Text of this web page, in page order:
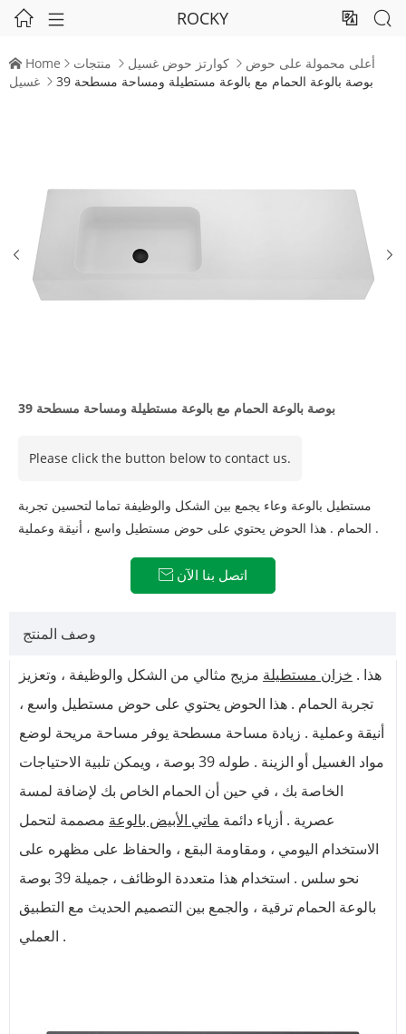
  ROCKY  
 Home  منتجات  كوارتز حوض غسيل  أعلى محمولة على حوض
غسيل  39 بوصة بالوعة الحمام مع بالوعة مستطيلة ومساحة مسطحة
 
39 بوصة بالوعة الحمام مع بالوعة مستطيلة ومساحة مسطحة
Please click the button below to contact us.
مستطيل بالوعة وعاء يجمع بين الشكل والوظيفة تماما لتحسين تجربة
الحمام . هذا الحوض يحتوي على حوض مستطيل واسع ، أنيقة وعملية .
 اتصل بنا الآن
وصف المنتج
هذا . خزان مستطيلة مزيج مثالي من الشكل والوظيفة ، وتعزيز
تجربة الحمام . هذا الحوض يحتوي على حوض مستطيل واسع ،
أنيقة وعملية . زيادة مساحة مسطحة يوفر مساحة مريحة لوضع
مواد الغسيل أو الزينة . طوله 39 بوصة ، ويمكن تلبية الاحتياجات
الخاصة بك ، في حين أن الحمام الخاص بك لإضافة لمسة
عصرية . أزياء دائمة ماتي الأبيض بالوعة مصممة لتحمل
الاستخدام اليومي ، ومقاومة البقع ، والحفاظ على مظهره على
نحو سلس . استخدام هذا متعددة الوظائف ، جميلة 39 بوصة
بالوعة الحمام ترقية ، والجمع بين التصميم الحديث مع التطبيق
العملي .